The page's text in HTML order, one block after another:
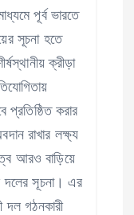
পূর্ব ভারতে
সূচনা হতে
ক্রীড়া
প্রতিষ্ঠিত করার
রাখার লক্ষ্য
আরও বাড়িয়ে
দলের সূচনা। এর
দল গঠনকারী